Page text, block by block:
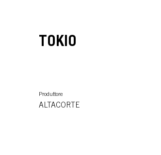
TOKIO
Produttore
ALTACORTE